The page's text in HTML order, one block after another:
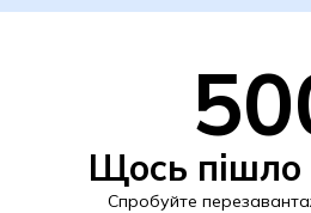
Щось пішло
Спробуйте